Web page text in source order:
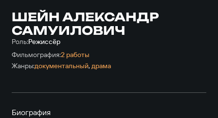
ШЕЙН АЛЕКСАНДР
САМУИЛОВИЧ
Роль:Режиссёр
Фильмография:2 работы
Жанры:документальный,драма
Биография